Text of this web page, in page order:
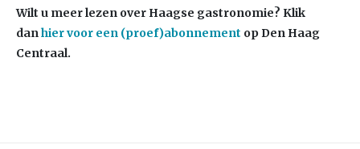
Wilt u meer lezen over Haagse gastronomie? Klik
danhier voor een (proef)abonnement op Den Haag
Centraal.